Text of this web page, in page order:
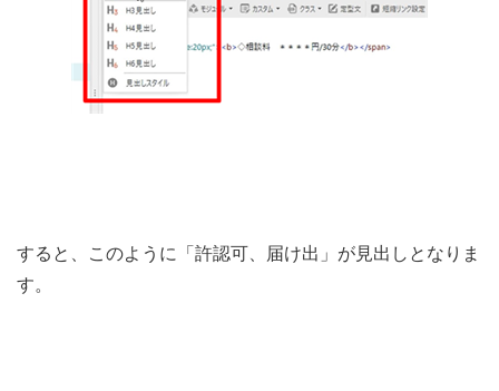
すると、このように「許認可、届け出」が見出しとなりま
す。